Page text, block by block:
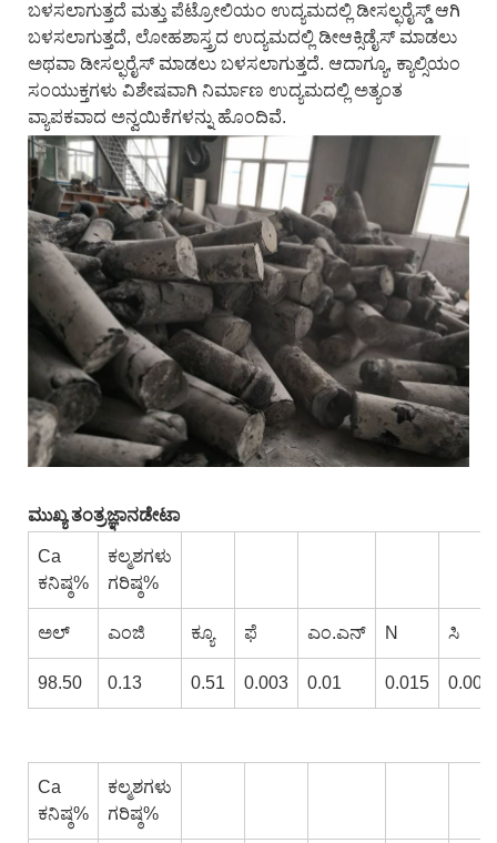
ಬಳಸಲಾಗುತ್ತದೆ ಮತ್ತು ಪೆಟ್ರೋಲಿಯಂ ಉದ್ಯಮದಲ್ಲಿ ಡೀಸಲ್ಫರೈಸ್ಡ್ ಆಗಿ
ಬಳಸಲಾಗುತ್ತದೆ, ಲೋಹಶಾಸ್ತ್ರದ ಉದ್ಯಮದಲ್ಲಿ ಡೀಆಕ್ಸಿಡೈಸ್ ಮಾಡಲು
ಅಥವಾ ಡೀಸಲ್ಫರೈಸ್ ಮಾಡಲು ಬಳಸಲಾಗುತ್ತದೆ. ಆದಾಗ್ಯೂ, ಕ್ಯಾಲ್ಸಿಯಂ
ಸಂಯುಕ್ತಗಳು ವಿಶೇಷವಾಗಿ ನಿರ್ಮಾಣ ಉದ್ಯಮದಲ್ಲಿ ಅತ್ಯಂತ
ವ್ಯಾಪಕವಾದ ಅನ್ವಯಿಕೆಗಳನ್ನು ಹೊಂದಿವೆ.
ಮುಖ್ಯ ತಂತ್ರಜ್ಞಾನಡೇಟಾ
Ca
ಕನಿಷ್ಠ%
ಕಲ್ಮಶಗಳು
ಗರಿಷ್ಠ%
ಅಲ್ ಎಂಜಿ ಕ್ಯೂ ಫೆ ಎಂ.ಎನ್ N ಸಿ
98.50 0.13 0.51 0.003 0.01 0.015 0.005
Ca
ಕನಿಷ್ಠ%
ಕಲ್ಮಶಗಳು
ಗರಿಷ್ಠ%